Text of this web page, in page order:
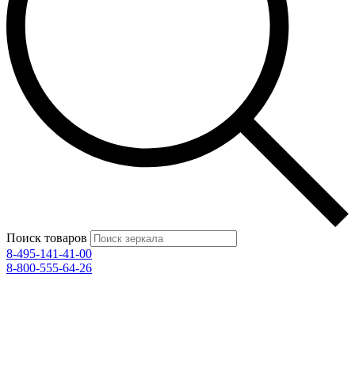
Поиск товаров
8-495-141-41-00
8-800-555-64-26